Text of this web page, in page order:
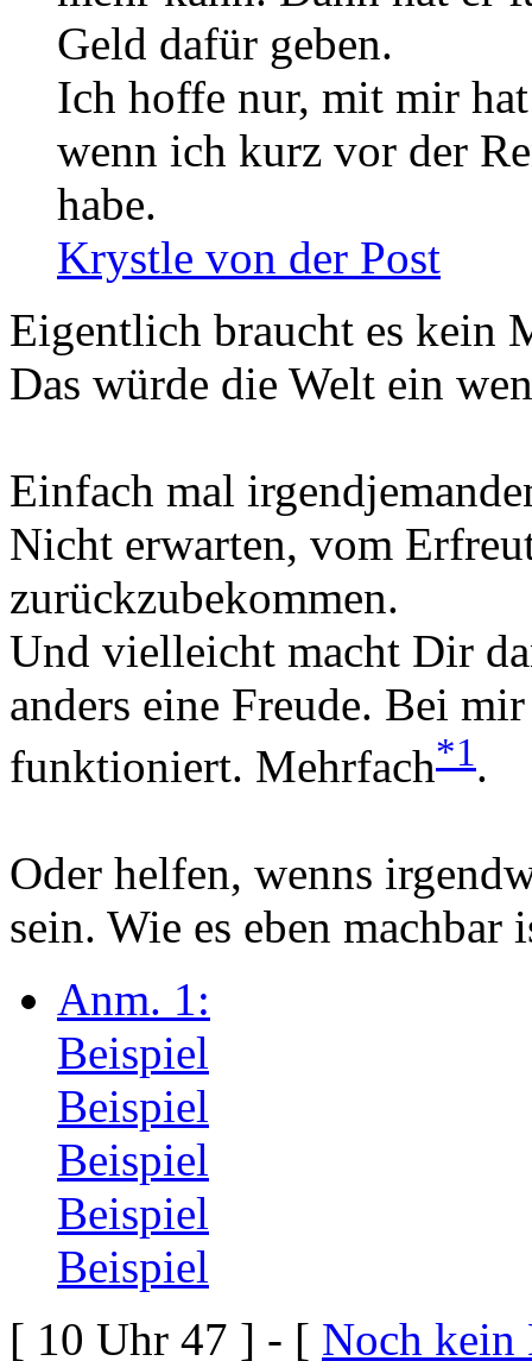
Geld dafür geben.
Ich hoffe nur, mit mir
wenn ich kurz vor der
habe.
Krystle von der Post
Eigentlich braucht es kein
Das würde die Welt ein
Einfach mal
Nicht erwarten, vom
zurückzubekommen.
Und vielleicht macht Dir
anders eine Freude. Bei
funktioniert. Mehrfach*1.
Oder helfen, wenns
sein. Wie es eben
Anm. 1:
Beispiel
Beispiel
Beispiel
Beispiel
Beispiel
[ 10 Uhr 47 ] - [ Noch kein